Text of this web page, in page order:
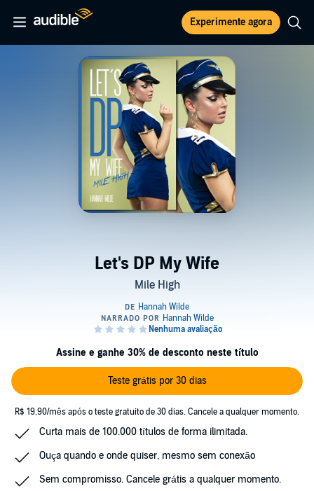
Experimente agora
Let's DP My Wife
Mile High
Assine e ganhe 30% de desconto neste título
Teste grátis por 30 dias
R$ 19,90/mês após o teste gratuito de 30 dias. Cancele a qualquer momento.
Curta mais de 100.000 títulos de forma ilimitada.
Ouça quando e onde quiser, mesmo sem conexão
Sem compromisso. Cancele grátis a qualquer momento.